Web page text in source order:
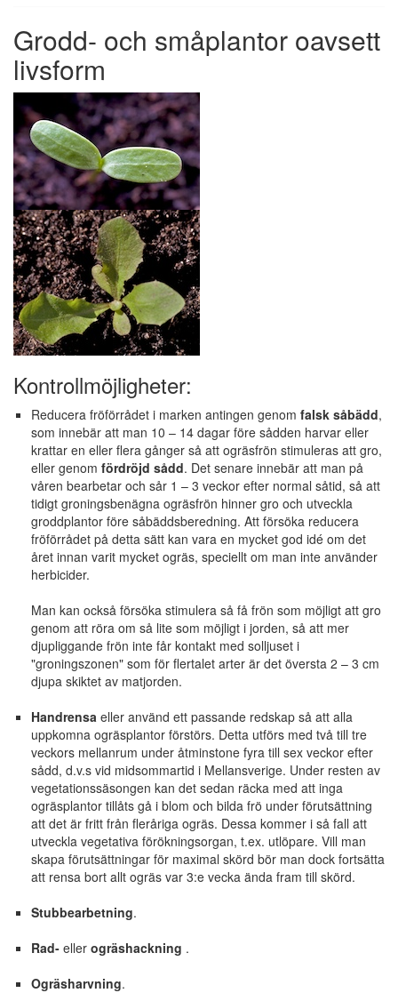
Grodd- och småplantor oavsett
livsform
Kontrollmöjligheter:
Reducera fröförrådet i marken antingen genom falsk såbädd,
som innebär att man 10 – 14 dagar före sådden harvar eller
krattar en eller flera gånger så att ogräsfrön stimuleras att gro,
eller genom fördröjd sådd. Det senare innebär att man på
våren bearbetar och sår 1 – 3 veckor efter normal såtid, så att
tidigt groningsbenägna ogräsfrön hinner gro och utveckla
groddplantor före såbäddsberedning. Att försöka reducera
fröförrådet på detta sätt kan vara en mycket god idé om det
året innan varit mycket ogräs, speciellt om man inte använder
herbicider.
Man kan också försöka stimulera så få frön som möjligt att gro
genom att röra om så lite som möjligt i jorden, så att mer
djupliggande frön inte får kontakt med solljuset i
"groningszonen" som för flertalet arter är det översta 2 – 3 cm
djupa skiktet av matjorden.
Handrensa eller använd ett passande redskap så att alla
uppkomna ogräsplantor förstörs. Detta utförs med två till tre
veckors mellanrum under åtminstone fyra till sex veckor efter
sådd, d.v.s vid midsommartid i Mellansverige. Under resten av
vegetationssäsongen kan det sedan räcka med att inga
ogräsplantor tillåts gå i blom och bilda frö under förutsättning
att det är fritt från fleråriga ogräs. Dessa kommer i så fall att
utveckla vegetativa förökningsorgan, t.ex. utlöpare. Vill man
skapa förutsättningar för maximal skörd bör man dock fortsätta
att rensa bort allt ogräs var 3:e vecka ända fram till skörd.
Stubbearbetning.
Rad- eller ogräshackning .
Ogräsharvning.